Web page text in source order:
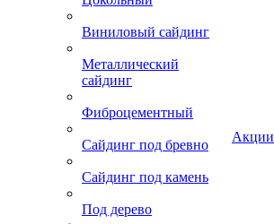
Виниловый сайдинг
Металлический
сайдинг
Фиброцементный
Сайдинг под бревно
Сайдинг под камень
Под дерево
Акции